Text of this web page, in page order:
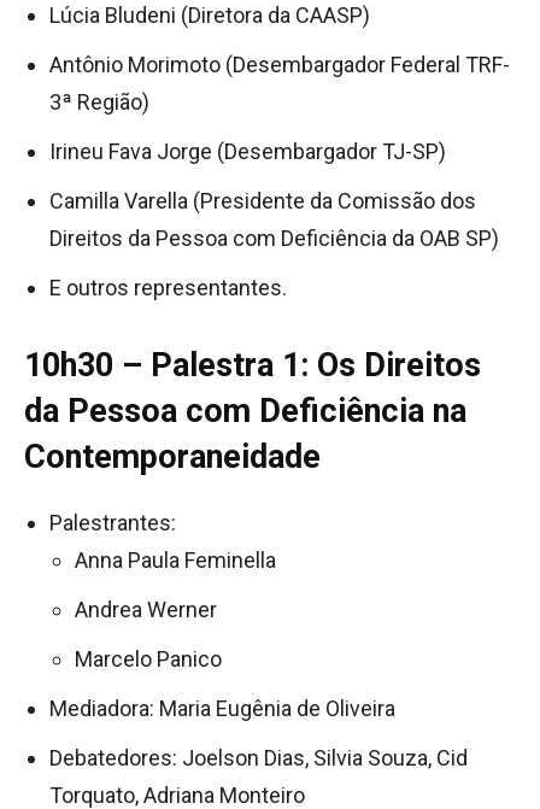
Lúcia Bludeni (Diretora da CAASP)
Antônio Morimoto (Desembargador Federal TRF-
3ª Região)
Irineu Fava Jorge (Desembargador TJ-SP)
Camilla Varella (Presidente da Comissão dos
Direitos da Pessoa com Deficiência da OAB SP)
E outros representantes.
10h30 – Palestra 1: Os Direitos
da Pessoa com Deficiência na
Contemporaneidade
Palestrantes:
Anna Paula Feminella
Andrea Werner
Marcelo Panico
Mediadora: Maria Eugênia de Oliveira
Debatedores: Joelson Dias, Silvia Souza, Cid
Torquato, Adriana Monteiro